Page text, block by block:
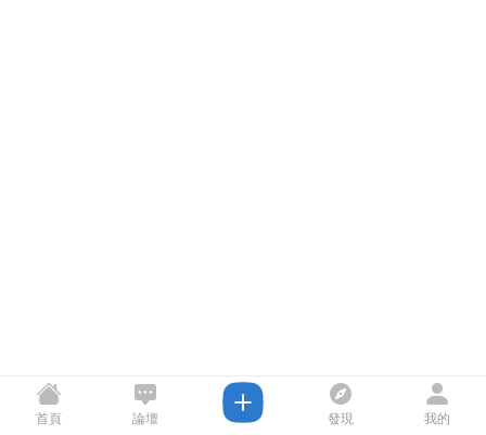
首頁 論壇 發現 我的